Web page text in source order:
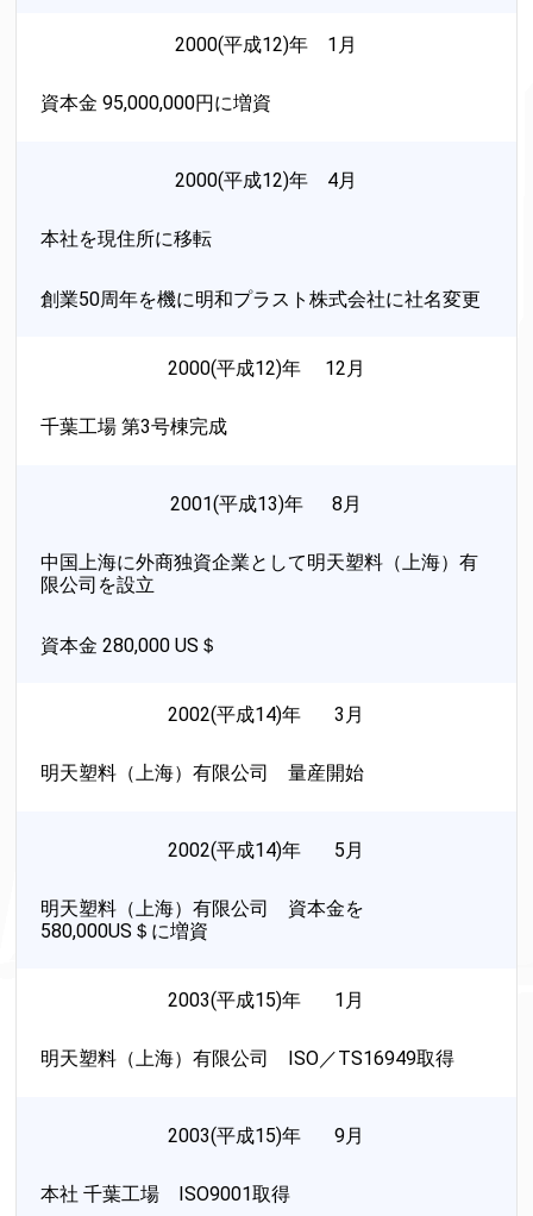
2000(平成12)年 1月
資本金 95,000,000円に増資
2000(平成12)年 4月
本社を現住所に移転
創業50周年を機に明和プラスト株式会社に社名変更
2000(平成12)年 12月
千葉工場 第3号棟完成
2001(平成13)年 8月
中国上海に外商独資企業として明天塑料（上海）有
限公司を設立
資本金 280,000 US＄
2002(平成14)年 3月
明天塑料（上海）有限公司 量産開始
2002(平成14)年 5月
明天塑料（上海）有限公司 資本金を
580,000US＄に増資
2003(平成15)年 1月
明天塑料（上海）有限公司 ISO／TS16949取得
2003(平成15)年 9月
本社 千葉工場 ISO9001取得